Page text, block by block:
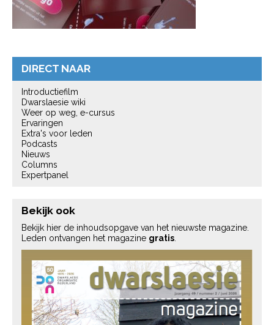
DIRECT NAAR
Introductiefilm
Dwarslaesie wiki
Weer op weg, e-cursus
Ervaringen
Extra's voor leden
Podcasts
Nieuws
Columns
Expertpanel
Bekijk ook
Bekijk hier de inhoudsopgave van het nieuwste magazine.
Leden ontvangen het magazine gratis